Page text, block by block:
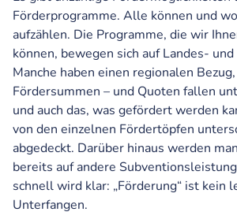
Förderprogramme. Alle können und
aufzählen. Die Programme, die wir
können, bewegen sich auf Landes-
Manche haben einen regionalen
Fördersummen – und Quoten fallen
und auch das, was gefördert werden
von den einzelnen Fördertöpfen
abgedeckt. Darüber hinaus werden
bereits auf andere
schnell wird klar: „Förderung“ ist kein
Unterfangen.